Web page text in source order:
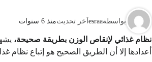
بواسطةesraaآخر تحديثمنذ 6 سنوات
نظام غذائي لإنقاص الوزن بطريقة صحيحة،
أعدادها إلا أن الطريق الصحيح هو إتباع